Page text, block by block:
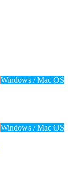
Windows / Mac OS
Windows / Mac OS